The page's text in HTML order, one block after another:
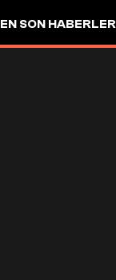
EN SON HABERLER